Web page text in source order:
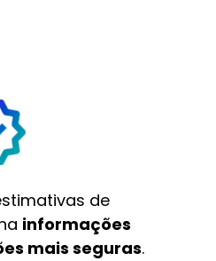
de
informações
mais seguras.